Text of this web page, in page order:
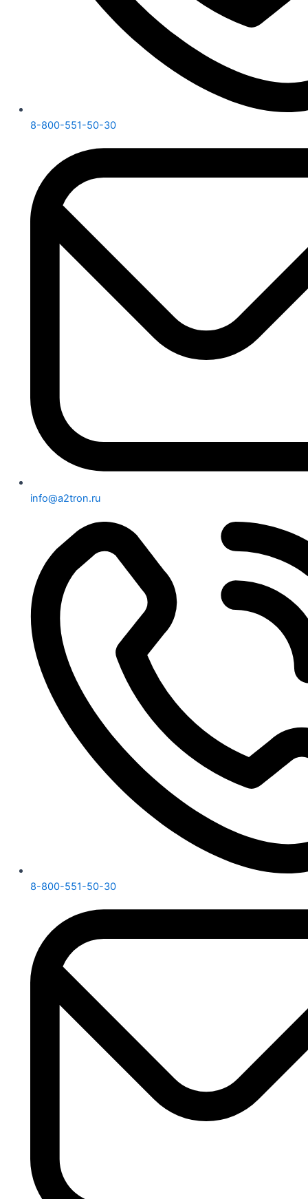
8-800-551-50-30
info@a2tron.ru
8-800-551-50-30